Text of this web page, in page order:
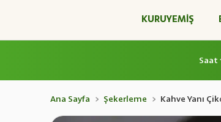
KURUYEMİŞ
Saat
Ana Sayfa Şekerleme Kahve Yanı